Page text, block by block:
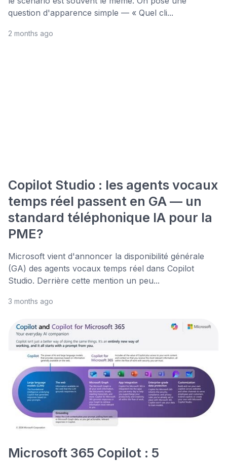
question d'apparence simple — « Quel cli...
2 months ago
Copilot Studio : les agents vocaux
temps réel passent en GA — un
standard téléphonique IA pour la
PME?
Microsoft vient d'annoncer la disponibilité générale
(GA) des agents vocaux temps réel dans Copilot
Studio. Derrière cette mention un peu...
3 months ago
Microsoft 365 Copilot : 5